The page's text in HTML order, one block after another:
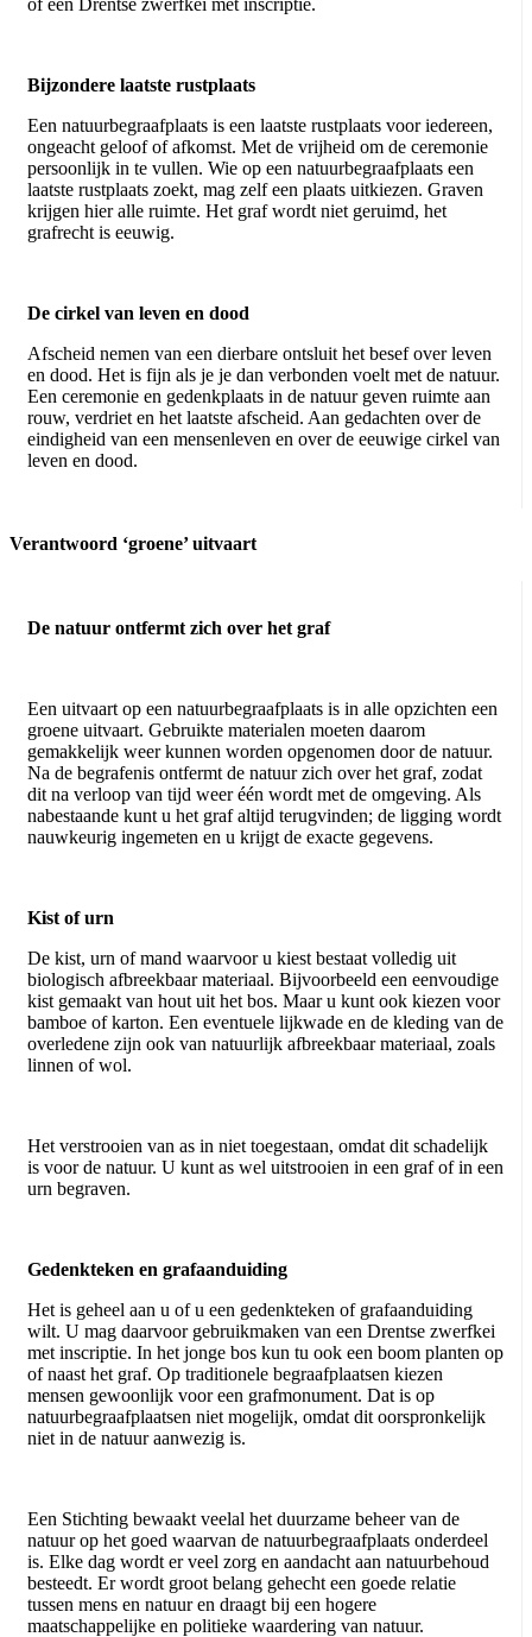
of een Drentse zwerfkei met inscriptie.
Bijzondere laatste rustplaats
Een natuurbegraafplaats is een laatste rustplaats voor iedereen,
ongeacht geloof of afkomst. Met de vrijheid om de ceremonie
persoonlijk in te vullen. Wie op een natuurbegraafplaats een
laatste rustplaats zoekt, mag zelf een plaats uitkiezen. Graven
krijgen hier alle ruimte. Het graf wordt niet geruimd, het
grafrecht is eeuwig.
De cirkel van leven en dood
Afscheid nemen van een dierbare ontsluit het besef over leven
en dood. Het is fijn als je je dan verbonden voelt met de natuur.
Een ceremonie en gedenkplaats in de natuur geven ruimte aan
rouw, verdriet en het laatste afscheid. Aan gedachten over de
eindigheid van een mensenleven en over de eeuwige cirkel van
leven en dood.
Verantwoord ‘groene’ uitvaart
De natuur ontfermt zich over het graf
Een uitvaart op een natuurbegraafplaats is in alle opzichten een
groene uitvaart. Gebruikte materialen moeten daarom
gemakkelijk weer kunnen worden opgenomen door de natuur.
Na de begrafenis ontfermt de natuur zich over het graf, zodat
dit na verloop van tijd weer één wordt met de omgeving. Als
nabestaande kunt u het graf altijd terugvinden; de ligging wordt
nauwkeurig ingemeten en u krijgt de exacte gegevens.
Kist of urn
De kist, urn of mand waarvoor u kiest bestaat volledig uit
biologisch afbreekbaar materiaal. Bijvoorbeeld een eenvoudige
kist gemaakt van hout uit het bos. Maar u kunt ook kiezen voor
bamboe of karton. Een eventuele lijkwade en de kleding van de
overledene zijn ook van natuurlijk afbreekbaar materiaal, zoals
linnen of wol.
Het verstrooien van as in niet toegestaan, omdat dit schadelijk
is voor de natuur. U kunt as wel uitstrooien in een graf of in een
urn begraven.
Gedenkteken en grafaanduiding
Het is geheel aan u of u een gedenkteken of grafaanduiding
wilt. U mag daarvoor gebruikmaken van een Drentse zwerfkei
met inscriptie. In het jonge bos kun tu ook een boom planten op
of naast het graf. Op traditionele begraafplaatsen kiezen
mensen gewoonlijk voor een grafmonument. Dat is op
natuurbegraafplaatsen niet mogelijk, omdat dit oorspronkelijk
niet in de natuur aanwezig is.
Een Stichting bewaakt veelal het duurzame beheer van de
natuur op het goed waarvan de natuurbegraafplaats onderdeel
is. Elke dag wordt er veel zorg en aandacht aan natuurbehoud
besteedt. Er wordt groot belang gehecht een goede relatie
tussen mens en natuur en draagt bij een hogere
maatschappelijke en politieke waardering van natuur.